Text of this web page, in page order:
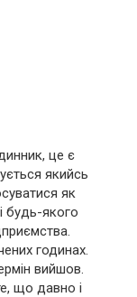
це є
якийсь
як
будь-якого
годинах.
вийшов.
що давно і